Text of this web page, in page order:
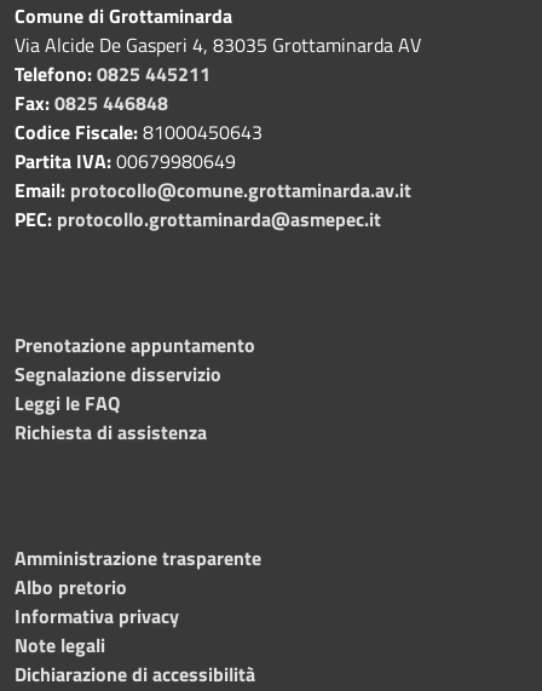
Comune di Grottaminarda
Via Alcide De Gasperi 4, 83035 Grottaminarda AV
Telefono:0825 445211
Fax:0825 446848
Codice Fiscale:81000450643
Partita IVA:00679980649
Email: protocollo@comune.grottaminarda.av.it
PEC: protocollo.grottaminarda@asmepec.it
Prenotazione appuntamento
Segnalazione disservizio
Leggi le FAQ
Richiesta di assistenza
Amministrazione trasparente
Albo pretorio
Informativa privacy
Note legali
Dichiarazione di accessibilità